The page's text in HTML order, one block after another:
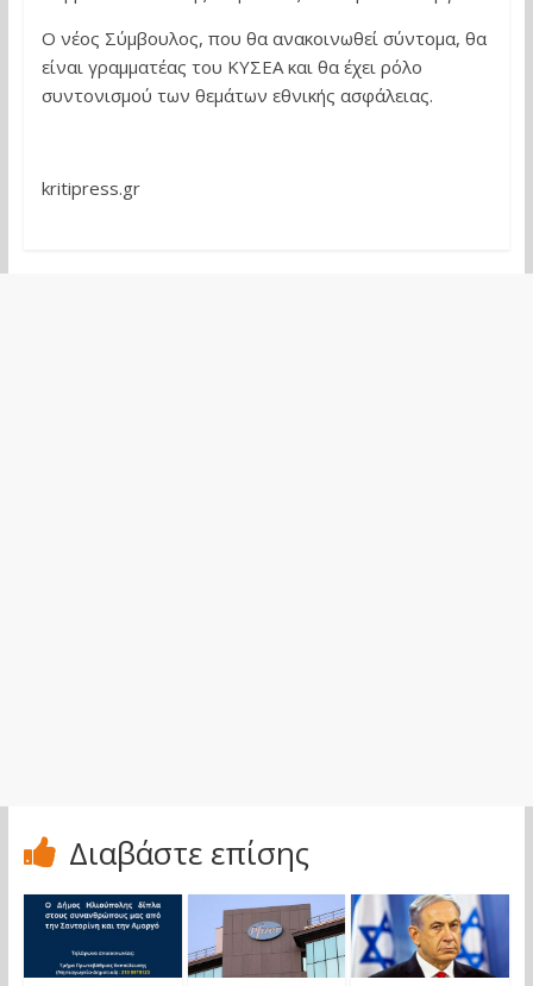
Ο νέος Σύμβουλος, που θα ανακοινωθεί σύντομα, θα
είναι γραμματέας του ΚΥΣΕΑ και θα έχει ρόλο
συντονισμού των θεμάτων εθνικής ασφάλειας.
kritipress.gr
Διαβάστε επίσης